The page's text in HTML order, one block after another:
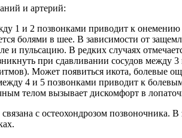
и артерий:
1 и 2 позвонками приводит к
болями в шее. В зависимости от
и пульсацию. В редких случаях
при сдавливании сосудов между
Может появиться икота, болевые
4 и 5 позвонками приводит к
телом вызывает дискомфорт в
с остеохондрозом позвоночника.